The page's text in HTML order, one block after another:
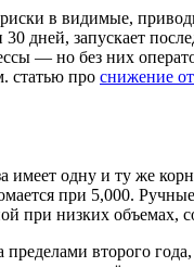
в видимые,
дней, запускает
— но без них
статью про снижение
одну и ту же
при 5,000.
при низких
второго